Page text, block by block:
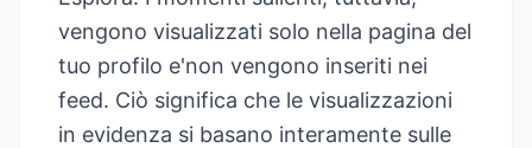
vengono visualizzati solo nella pagina del
tuo profilo e'non vengono inseriti nei
feed. Ciò significa che le visualizzazioni
in evidenza si basano interamente sulle